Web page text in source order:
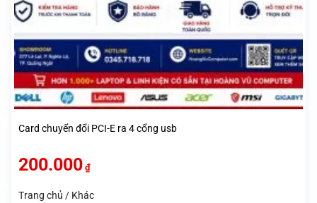
Card chuyển đổi PCI-E ra 4 cổng usb
200.000 ₫
Trang chủ / Khác